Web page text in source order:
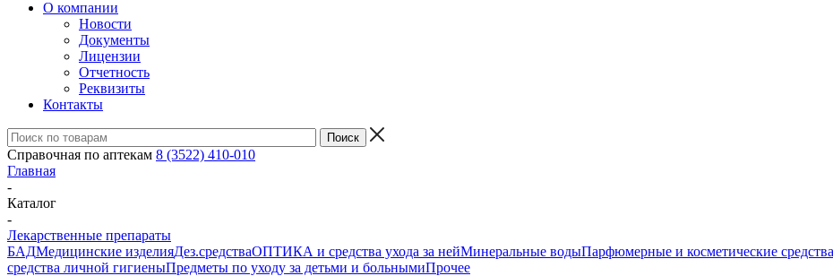
О компании
Новости
Документы
Лицензии
Отчетность
Реквизиты
Контакты
Справочная по аптекам 8 (3522) 410-010
Главная
-
Каталог
-
Лекарственные препараты
БАДМедицинские изделияДез.средстваОПТИКА и средства ухода за нейМинеральные водыПарфюмерные и косметические средства
средства личной гигиеныПредметы по уходу за детьми и больнымиПрочее